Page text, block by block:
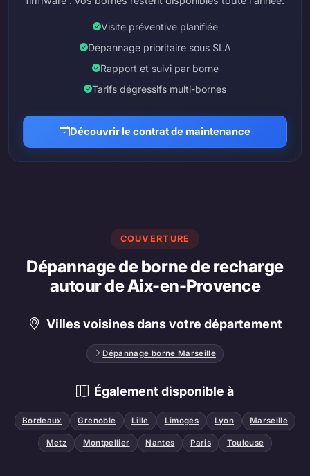
Visite préventive planifiée
Dépannage prioritaire sous SLA
Rapport et suivi par borne
Tarifs dégressifs multi-bornes
Découvrir le contrat de maintenance
COUVERTURE
Dépannage de borne de recharge
autour de Aix-en-Provence
Villes voisines dans votre département
Dépannage borne Marseille
Également disponible à
Bordeaux Grenoble Lille Limoges Lyon Marseille
Metz Montpellier Nantes Paris Toulouse